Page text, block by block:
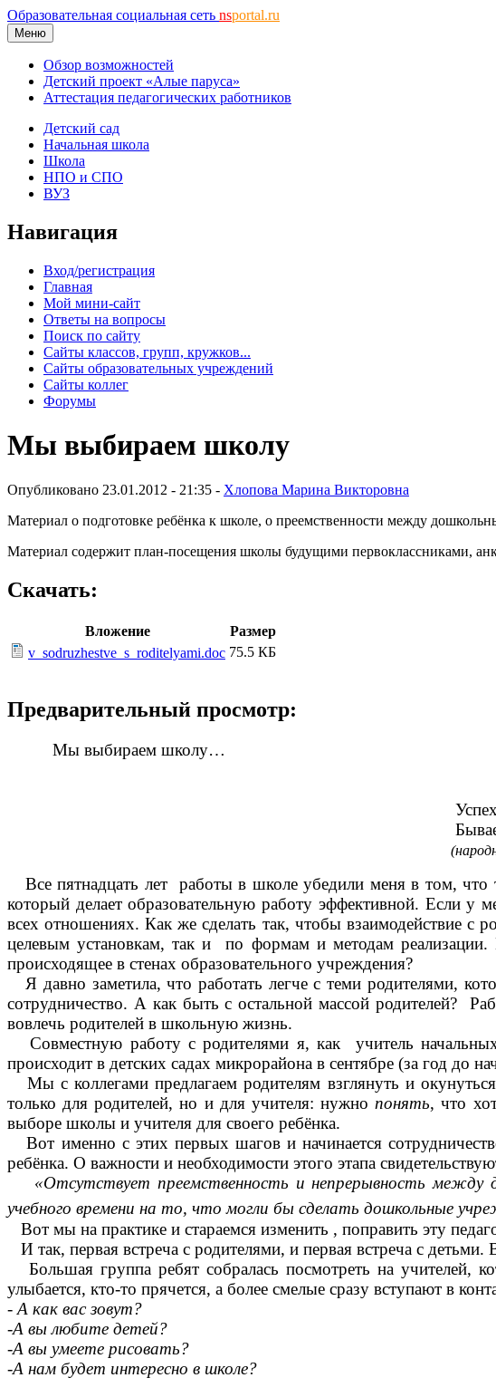
Образовательная социальная сеть nsportal.ru
Меню
Обзор возможностей
Детский проект «Алые паруса»
Аттестация педагогических работников
Детский сад
Начальная школа
Школа
НПО и СПО
ВУЗ
Навигация
Вход/регистрация
Главная
Мой мини-сайт
Ответы на вопросы
Поиск по сайту
Сайты классов, групп, кружков...
Сайты образовательных учреждений
Сайты коллег
Форумы
Мы выбираем школу
Опубликовано 23.01.2012 - 21:35 - Хлопова Марина Викторовна
Материал о подготовке ребёнка к школе, о преемственности между
Материал содержит план-посещения школы будущими первоклассниками,
Скачать:
Вложение
Размер
v_sodruzhestve_s_roditelyami.doc 75.5 КБ
Предварительный просмотр:
Мы выбираем школу…
Успех в
Бывает только
Все пятнадцать лет работы в школе убедили меня в том, что
который делает образовательную работу эффективной. Если у
всех отношениях. Как же сделать так, чтобы взаимодействие с
целевым установкам, так и по формам и методам
происходящее в стенах образовательного учреждения?
Я давно заметила, что работать легче с теми родителями,
сотрудничество. А как быть с остальной массой родителей?
вовлечь родителей в школьную жизнь.
Совместную работу с родителями я, как учитель
происходит в детских садах микрорайона в сентябре (за год до
Мы с коллегами предлагаем родителям взглянуть и
только для родителей, но и для учителя: нужнопонять, что
выборе школы и учителя для своего ребёнка.
Вот именно с этих первых шагов и начинается
ребёнка. О важности и необходимости этого этапа
«Отсутствует преемственность и непрерывность между
учебного времени на то, что могли бы сделать дошкольные
Вот мы на практике и стараемся изменить , поправить эту
И так, первая встреча с родителями, и первая встреча с
Большая группа ребят собралась посмотреть на учителей,
улыбается, кто-то прячется, а более смелые сразу вступают в
- А как вас зовут?
-А вы любите детей?
-А вы умеете рисовать?
-А нам будет интересно в школе?